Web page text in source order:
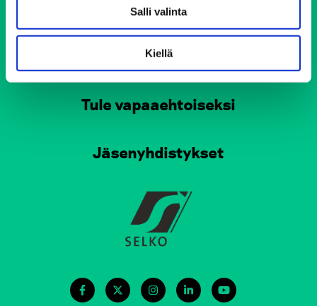
Salli valinta
Kiellä
Vinkkejä arjen haastaviin tilanteisiin
Henkilökunnan yhteystiedot
Tule vapaaehtoiseksi
Jäsenyhdistykset